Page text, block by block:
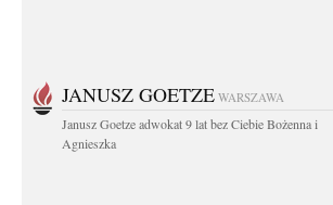
JANUSZ GOETZE WARSZAWA
Janusz Goetze adwokat 9 lat bez Ciebie Bożenna i
Agnieszka